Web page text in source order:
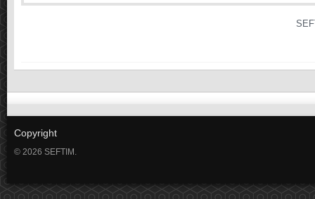
Copyright
© 2026 SEFTIM.